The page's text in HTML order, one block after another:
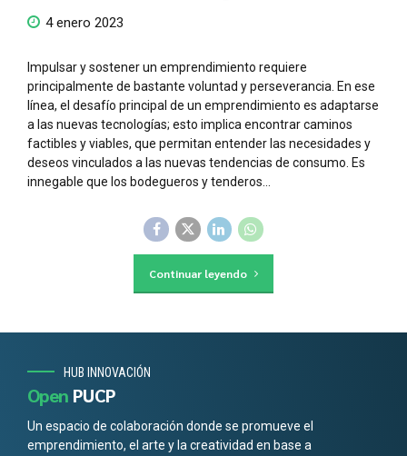
4 enero 2023
Impulsar y sostener un emprendimiento requiere
principalmente de bastante voluntad y perseverancia. En ese
línea, el desafío principal de un emprendimiento es adaptarse
a las nuevas tecnologías; esto implica encontrar caminos
factibles y viables, que permitan entender las necesidades y
deseos vinculados a las nuevas tendencias de consumo. Es
innegable que los bodegueros y tenderos...
Continuar leyendo
HUB INNOVACIÓN
Open PUCP
Un espacio de colaboración donde se promueve el
emprendimiento, el arte y la creatividad en base a